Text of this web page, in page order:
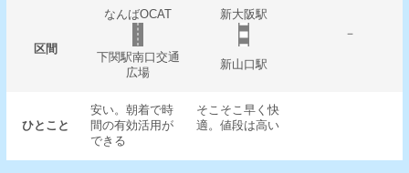
区間
なんばOCAT
新大阪駅
－
下関駅南口交通
広場
新山口駅
ひとこと
安い。朝着で時
間の有効活用が
できる
そこそこ早く快
適。値段は高い